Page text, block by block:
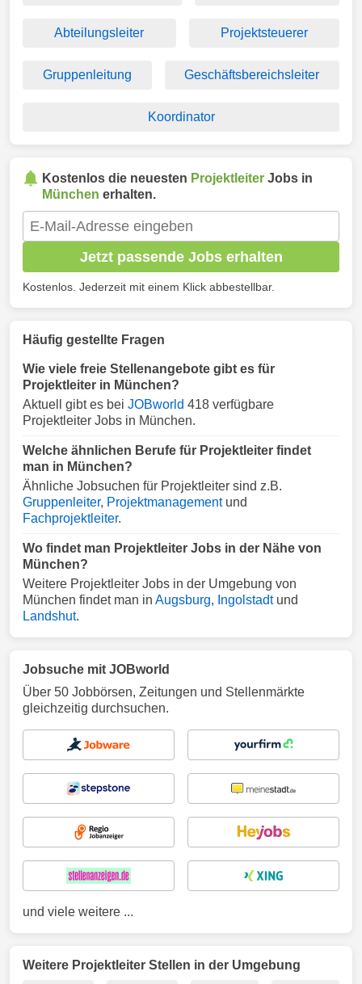
Abteilungsleiter Projektsteuerer
Gruppenleitung Geschäftsbereichsleiter
Koordinator
Kostenlos die neuesten Projektleiter Jobs in
München erhalten.
Jetzt passende Jobs erhalten
Kostenlos. Jederzeit mit einem Klick abbestellbar.
Häufig gestellte Fragen
Wie viele freie Stellenangebote gibt es für
Projektleiter in München?
Aktuell gibt es bei JOBworld 418 verfügbare
Projektleiter Jobs in München.
Welche ähnlichen Berufe für Projektleiter findet
man in München?
Ähnliche Jobsuchen für Projektleiter sind z.B.
Gruppenleiter, Projektmanagementund
Fachprojektleiter.
Wo findet man Projektleiter Jobs in der Nähe von
München?
Weitere Projektleiter Jobs in der Umgebung von
München findet man in Augsburg, Ingolstadtund
Landshut.
Jobsuche mit JOBworld
Über 50 Jobbörsen, Zeitungen und Stellenmärkte
gleichzeitig durchsuchen.
und viele weitere ...
Weitere Projektleiter Stellen in der Umgebung